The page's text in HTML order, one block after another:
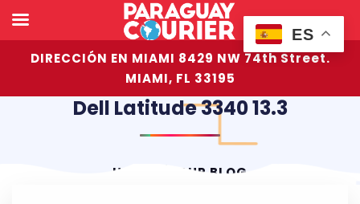
DIRECCIÓN EN MIAMI 8429 NW 74th Street.
MIAMI, FL 33195
Dell Latitude 3340 13.3
HOME OUR BLOG
ES